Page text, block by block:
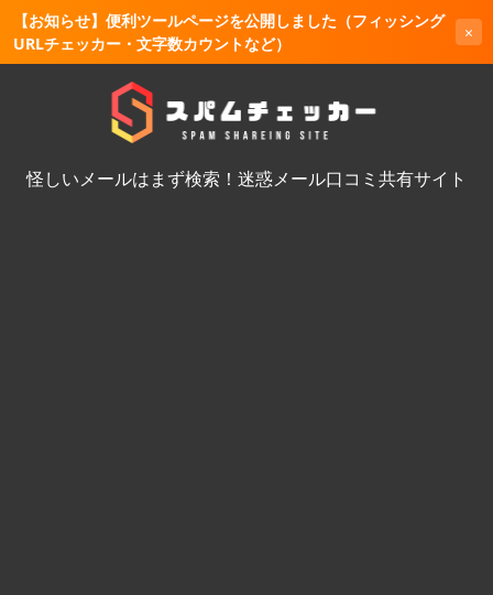
【お知らせ】便利ツールページを公開しました（フィッシング
URLチェッカー・文字数カウントなど）
×
怪しいメールはまず検索！迷惑メール口コミ共有サイト